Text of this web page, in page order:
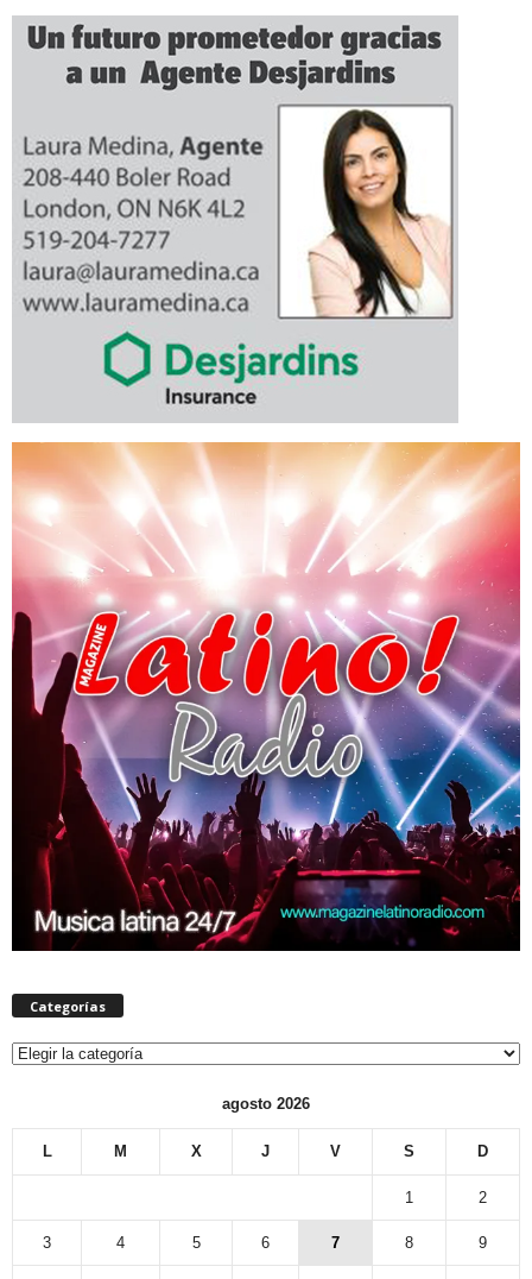
Categorías
Categorías
agosto 2026
L M X J V S D
1 2
3 4 5 6 7 8 9